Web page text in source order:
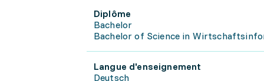
Diplôme
Bachelor
Bachelor of Science in
Langue d'enseignement
Deutsch